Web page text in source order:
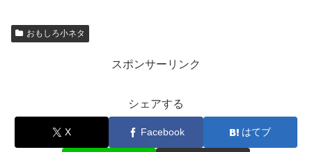
おもしろ小ネタ
スポンサーリンク
シェアする
X Facebook はてブ